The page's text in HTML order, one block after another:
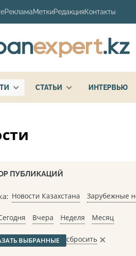
РекламаМеткиРедакцияКонтакты
СТАТЬИ ИНТЕРВЬЮ
ПУБЛИКАЦИЙ
Новости Казахстана Зарубежные
Вчера Неделя Месяц
ВЫБРАННЫЕ сбросить